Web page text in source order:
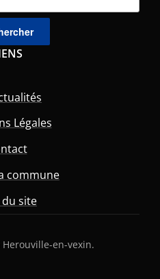
Légales
commune
du site
en-vexin.